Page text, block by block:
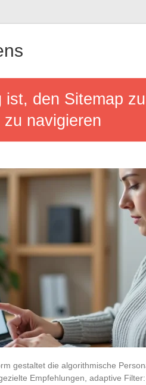
ist, den Sitemap
navigieren
gestaltet die algorithmische
Empfehlungen, adaptive